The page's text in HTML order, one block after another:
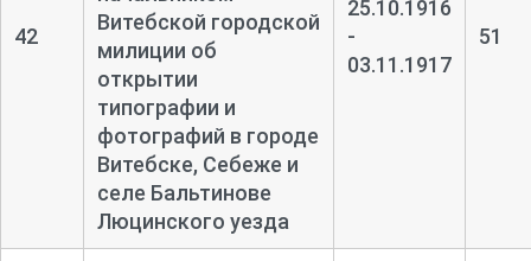
42
Витебской городской
милиции об
открытии
типографии и
фотографий в городе
Витебске, Себеже и
селе Бальтинове
Люцинского уезда
25.10.1916
-
03.11.1917
51